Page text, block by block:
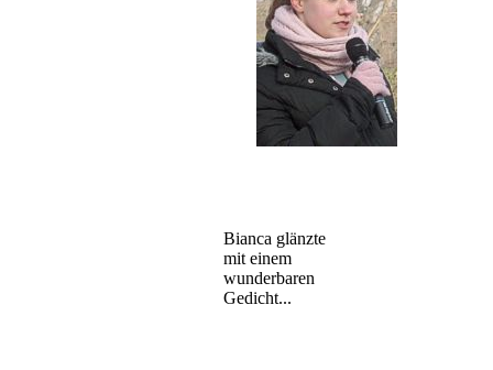
Bianca glänzte
mit einem
wunderbaren
Gedicht...